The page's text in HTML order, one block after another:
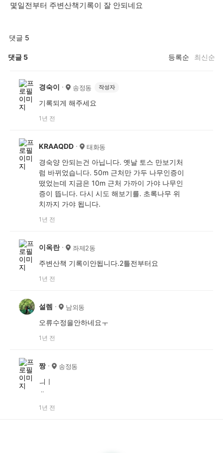
몇일전부터 주변산책기록이 잘 안되네요
댓글 5
댓글 5 등록순 최신순
경숙이 송정동 작성자
기록되게 해주세요
1년 전
KRAAQDD 태화동
경숙양 안되는건 아닙니다. 옛날 토스 만보기처
럼 바뀌었습니다. 50m 근처만 가두 나무인증이
떴었는데 지금은 10m 근처 가까이 가야 나무인
증이 뜹니다. 다시 시도 해보기를. 초록나무 위
치까지 가야 됩니다.
1년 전
이옥란 좌제2동
주변산책 기록이안됩니다.2틀전부터요
1년 전
설렘 남외동
오류수정을안하네요ㅜ
1년 전
짱 송정동
ㅢㅣ
ᆢ
1년 전